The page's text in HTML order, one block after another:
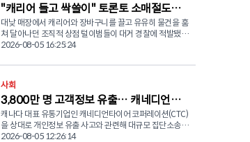
"캐리어 들고 싹쓸이" 토론토 소매절도
546명 검거…훔친 물건 재유통
대낮 매장에서 캐리어와 장바구니를 끌고 유유히 물건을 훔
쳐 달아나던 조직적 상점 털이범들이 대거 경찰에 적발됐
다. 5일(수) 토론토 경찰청(Toronto Police Service)은 수년
명 이상의 피의자를 체포하고 4,000건이 넘는 혐의를 적용
찰청장은 열린 기자회견에서 "이토비코 북쪽(North
Etobicoke) 지역에서 기승을 부리던 도난 사건을 계기로 2
년 전 조직범죄전담반을 신설했다"며 그간의 수사 결과를
공개했다. 경찰이 발표한 집계에 따르면 현재까지 총 546명
이 체포됐으며 4,033건의 혐의가 입증됐다. 수사 과정에서
2026-08-05 16:25:24
사회
3,800만 명 고객정보 유출… 캐네디언타
이어 대규모 집단소송 직면
캐나다 대표 유통기업인 캐네디언타이어 코퍼레이션(CTC)
을 상대로 개인정보 유출 사고와 관련해 대규모 집단소송이
추진되고 있다. 지난 7월 24일(금), 캐나다 로펌 KND 콤플렉
2026-08-05 12:26:14